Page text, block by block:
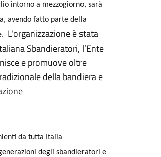
intorno a mezzogiorno, sarà
avendo fatto parte della
L'organizzazione è stata
Sbandieratori, l’Ente
e promuove oltre
della bandiera e
da tutta Italia
degli sbandieratori e